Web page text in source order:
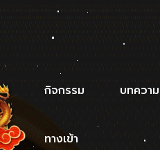
กิจกรรม บทความ
ทางเข้า